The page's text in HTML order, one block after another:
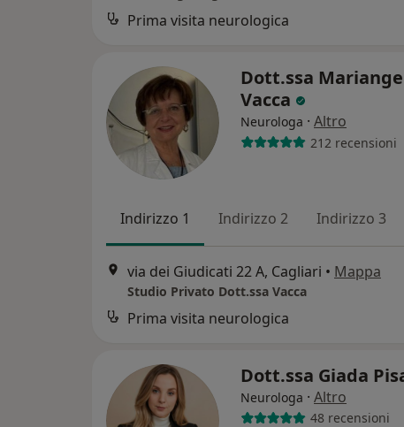
Prima visita neurologica
Dott.ssa
Vacca
Neurologa · Altro
212 recensioni
Indirizzo 1 Indirizzo 2 Indirizzo 3
via dei Giudicati 22 A, Cagliari • Mappa
Studio Privato Dott.ssa Vacca
Prima visita neurologica
Dott.ssa Giada
Neurologa · Altro
48 recensioni